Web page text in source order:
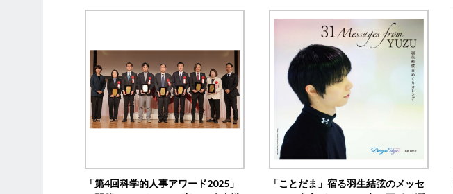
「第4回科学的人事アワード2025」
「ことだま」宿る羽生結弦のメッセ